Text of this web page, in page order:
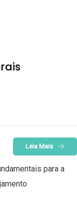
Leia Mais
para a